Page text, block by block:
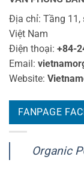
Địa chỉ: Tầng 11,
Việt Nam
Điện thoại: +84-
Email:
Website:
FANPAGE
Organic